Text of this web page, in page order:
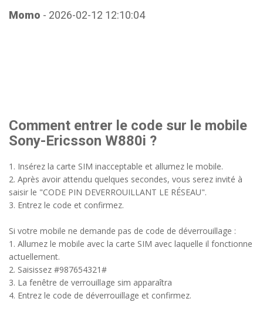
Momo - 2026-02-12 12:10:04
Comment entrer le code sur le mobile
Sony-Ericsson W880i ?
1. Insérez la carte SIM inacceptable et allumez le mobile.
2. Après avoir attendu quelques secondes, vous serez invité à
saisir le "CODE PIN DEVERROUILLANT LE RÉSEAU".
3. Entrez le code et confirmez.
Si votre mobile ne demande pas de code de déverrouillage :
1. Allumez le mobile avec la carte SIM avec laquelle il fonctionne
actuellement.
2. Saisissez #987654321#
3. La fenêtre de verrouillage sim apparaîtra
4. Entrez le code de déverrouillage et confirmez.